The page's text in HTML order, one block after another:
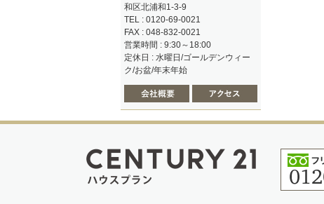
和区北浦和1-3-9
TEL : 0120-69-0021
FAX : 048-832-0021
営業時間 : 9:30～18:00
定休日 : 水曜日/ゴールデンウィー
ク/お盆/年末年始